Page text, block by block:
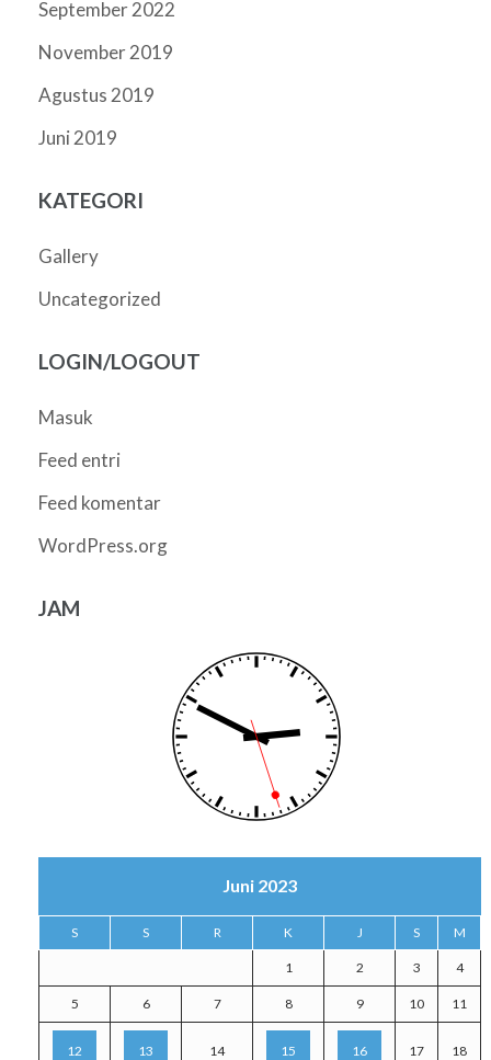
September 2022
November 2019
Agustus 2019
Juni 2019
KATEGORI
Gallery
Uncategorized
LOGIN/LOGOUT
Masuk
Feed entri
Feed komentar
WordPress.org
JAM
Juni 2023
S S R K J S M
1 2 3 4
5 6 7 8 9 10 11
12 13 14 15 16 17 18